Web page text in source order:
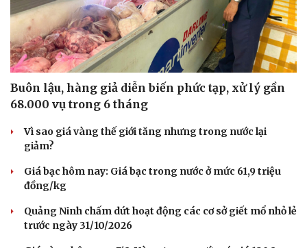
Buôn lậu, hàng giả diễn biến phức tạp, xử lý gần
68.000 vụ trong 6 tháng
Vì sao giá vàng thế giới tăng nhưng trong nước lại
giảm?
Giá bạc hôm nay: Giá bạc trong nước ở mức 61,9 triệu
đồng/kg
Quảng Ninh chấm dứt hoạt động các cơ sở giết mổ nhỏ lẻ
trước ngày 31/10/2026